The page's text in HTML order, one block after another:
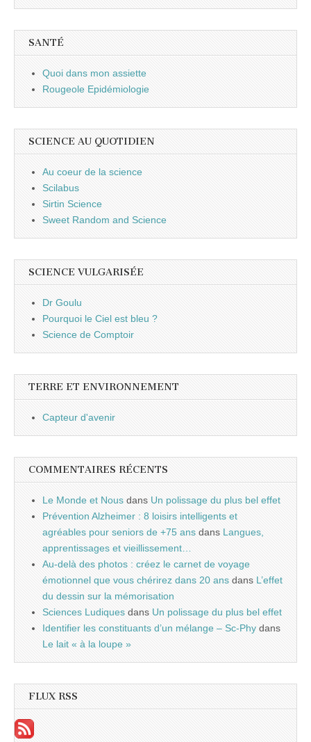
SANTÉ
Quoi dans mon assiette
Rougeole Epidémiologie
SCIENCE AU QUOTIDIEN
Au coeur de la science
Scilabus
Sirtin Science
Sweet Random and Science
SCIENCE VULGARISÉE
Dr Goulu
Pourquoi le Ciel est bleu ?
Science de Comptoir
TERRE ET ENVIRONNEMENT
Capteur d'avenir
COMMENTAIRES RÉCENTS
Le Monde et Nous dans Un polissage du plus bel effet
Prévention Alzheimer : 8 loisirs intelligents et
agréables pour seniors de +75 ans dans Langues,
apprentissages et vieillissement…
Au-delà des photos : créez le carnet de voyage
émotionnel que vous chérirez dans 20 ans dans L’effet
du dessin sur la mémorisation
Sciences Ludiques dans Un polissage du plus bel effet
Identifier les constituants d’un mélange – Sc-Phy dans
Le lait « à la loupe »
FLUX RSS